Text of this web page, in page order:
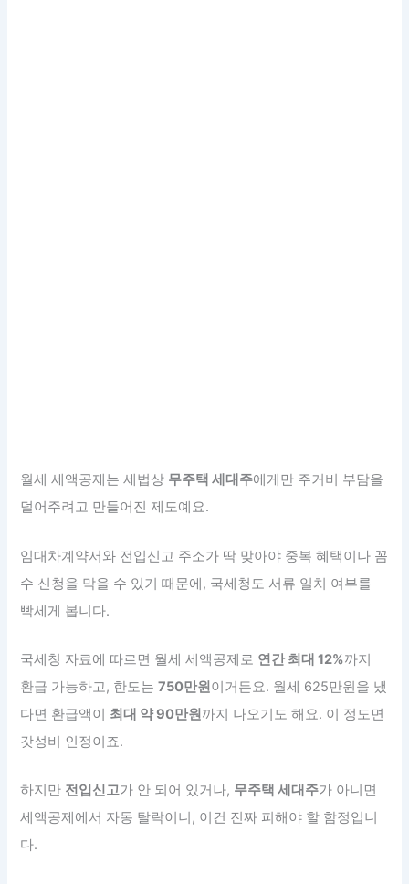
월세 세액공제는 세법상 무주택 세대주에게만 주거비 부담을
덜어주려고 만들어진 제도예요.
임대차계약서와 전입신고 주소가 딱 맞아야 중복 혜택이나 꼼
수 신청을 막을 수 있기 때문에, 국세청도 서류 일치 여부를
빡세게 봅니다.
국세청 자료에 따르면 월세 세액공제로 연간 최대 12%까지
환급 가능하고, 한도는750만원이거든요. 월세 625만원을 냈
다면 환급액이 최대 약 90만원까지 나오기도 해요. 이 정도면
갓성비 인정이죠.
하지만 전입신고가 안 되어 있거나, 무주택 세대주가 아니면
세액공제에서 자동 탈락이니, 이건 진짜 피해야 할 함정입니
다.